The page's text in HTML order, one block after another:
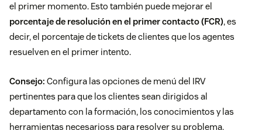
el primer momento. Esto también puede mejorar el
porcentaje de resolución en el primer contacto (FCR), es
decir, el porcentaje de tickets de clientes que los agentes
resuelven en el primer intento.
Consejo: Configura las opciones de menú del IRV
pertinentes para que los clientes sean dirigidos al
departamento con la formación, los conocimientos y las
herramientas necesarioss para resolver su problema.